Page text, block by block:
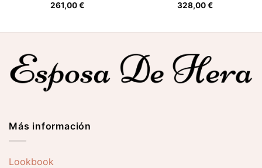
261,00€
328,00€
Más información
Lookbook